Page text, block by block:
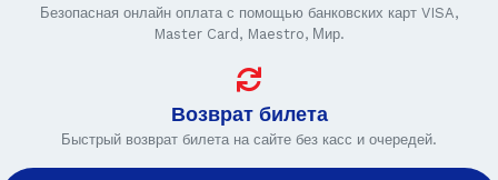
Безопасная онлайн оплата с помощью банковских карт VISA,
Master Card, Maestro, Мир.
Возврат билета
Быстрый возврат билета на сайте без касс и очередей.